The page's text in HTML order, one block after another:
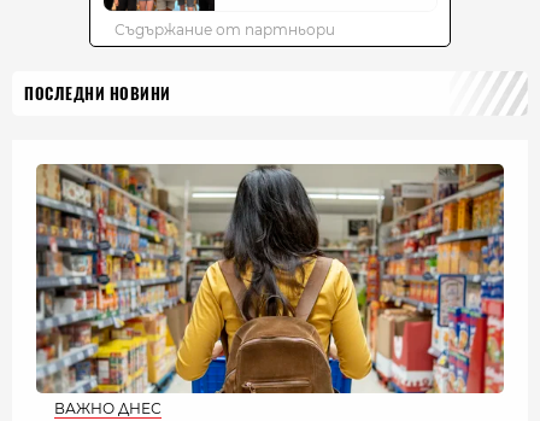
ПОСЛЕДНИ НОВИНИ
ВАЖНО ДНЕС